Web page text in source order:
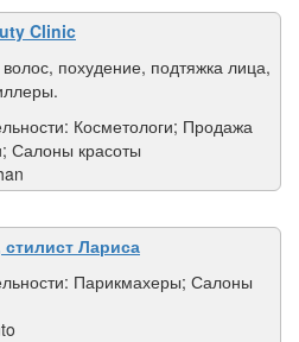
Clinic
похудение, подтяжка лица,
Косметологи; Продажа
Салоны красоты
Лариса
Парикмахеры; Салоны